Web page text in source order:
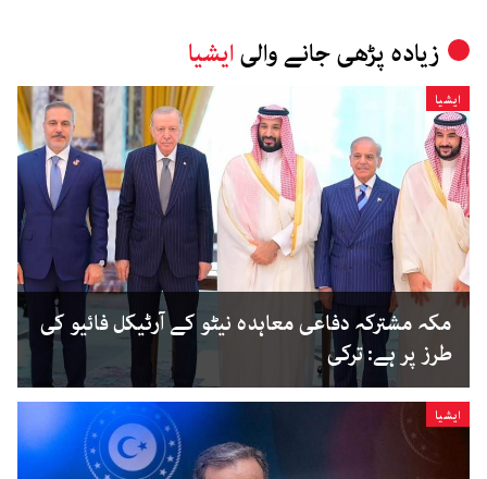
زیادہ پڑھی جانے والیایشیا
ایشیا
مکہ مشترکہ دفاعی معاہدہ نیٹو کے آرٹیکل فائیو کی
طرز پر ہے: ترکی
ایشیا